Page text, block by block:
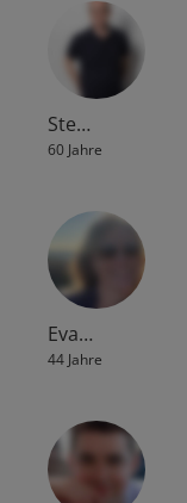
Ste…
60 Jahre
Eva…
44 Jahre